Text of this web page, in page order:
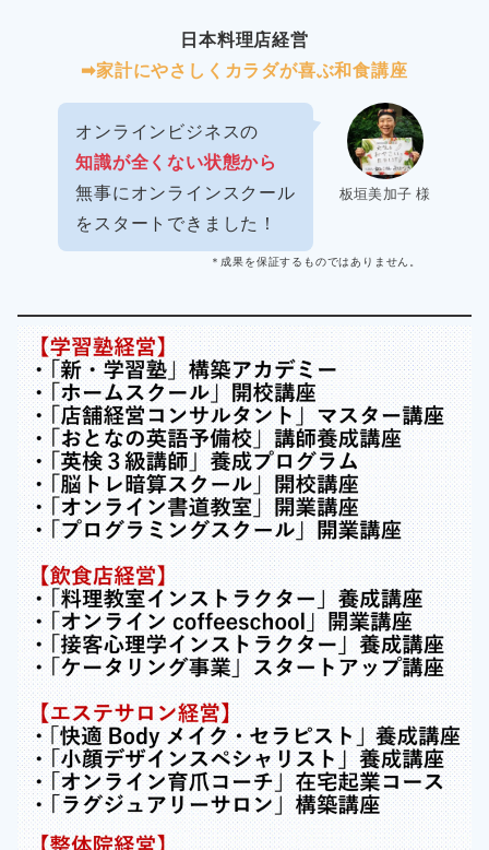
日本料理店経営
➡︎家計にやさしくカラダが喜ぶ和食講座
板垣美加子 様
オンラインビジネスの
知識が全くない状態から
無事にオンラインスクール
をスタートできました！
＊成果を保証するものではありません。